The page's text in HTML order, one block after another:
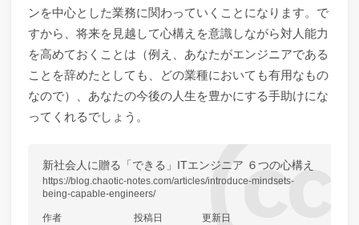
ンを中心とした業務に関わっていくことになります。で
すから、将来を見越して心構えを意識しながら対人能力
を高めておくことは（例え、あなたがエンジニアである
ことを辞めたとしても、どの業種においても有用なもの
なので）、あなたの今後の人生を豊かにする手助けにな
ってくれるでしょう。
新社会人に贈る「できる」ITエンジニア ６つの心構え
https://blog.chaotic-notes.com/articles/introduce-mindsets-
being-capable-engineers/
作者 投稿日 更新日